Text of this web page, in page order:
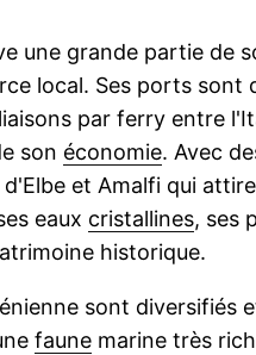
une grande partie de
local. Ses ports sont
par ferry entre
son économie. Avec
et Amalfi qui
eaux cristallines, ses
historique.
sont diversifiés
faune marine très